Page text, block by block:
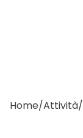
Home/Attività/